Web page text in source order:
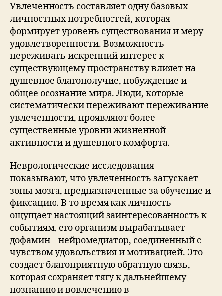
Увлеченность составляет одну базовых
личностных потребностей, которая
формирует уровень существования и меру
удовлетворенности. Возможность
переживать искренний интерес к
существующему пространству влияет на
душевное благополучие, побуждение и
общее осознание мира. Люди, которые
систематически переживают переживание
увлеченности, проявляют более
существенные уровни жизненной
активности и душевного комфорта.
Неврологические исследования
показывают, что увлеченность запускает
зоны мозга, предназначенные за обучение и
фиксацию. В то время как личность
ощущает настоящий заинтересованность к
событиям, его организм вырабатывает
дофамин – нейромедиатор, соединенный с
чувством удовольствия и мотивацией. Это
создает благоприятную обратную связь,
которая сохраняет тягу к дальнейшему
познанию и вовлечению в